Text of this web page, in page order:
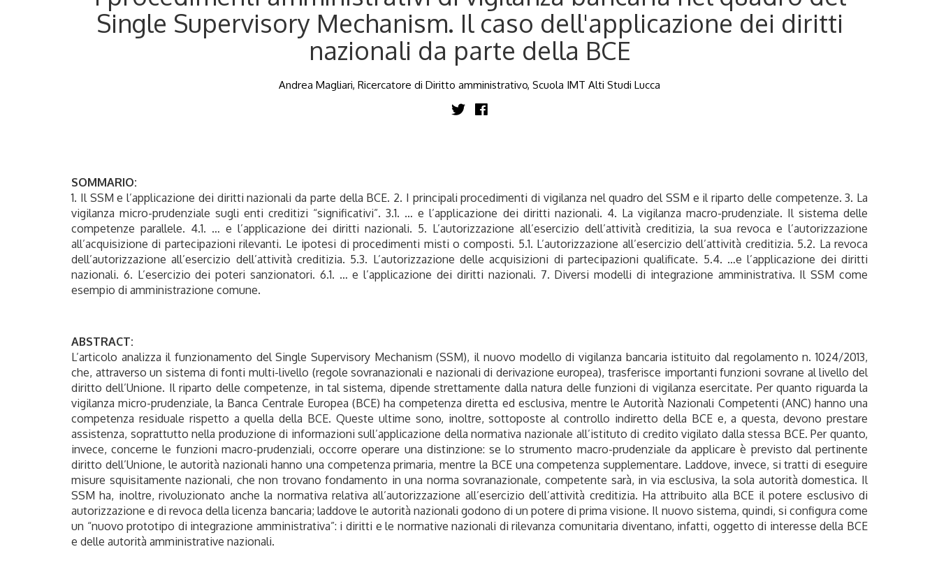
Single Supervisory Mechanism. Il caso dell'applicazione dei diritti
nazionali da parte della BCE
Andrea Magliari, Ricercatore di Diritto amministrativo, Scuola IMT Alti Studi Lucca
SOMMARIO:
1. Il SSM e l’applicazione dei diritti nazionali da parte della BCE. 2. I principali procedimenti di vigilanza nel quadro del SSM e il riparto delle competenze. 3. La
vigilanza micro-prudenziale sugli enti creditizi “significativi”. 3.1. … e l’applicazione dei diritti nazionali. 4. La vigilanza macro-prudenziale. Il sistema delle
competenze parallele. 4.1. … e l’applicazione dei diritti nazionali. 5. L’autorizzazione all’esercizio dell’attività creditizia, la sua revoca e l’autorizzazione
all’acquisizione di partecipazioni rilevanti. Le ipotesi di procedimenti misti o composti. 5.1. L’autorizzazione all’esercizio dell’attività creditizia. 5.2. La revoca
dell’autorizzazione all’esercizio dell’attività creditizia. 5.3. L’autorizzazione delle acquisizioni di partecipazioni qualificate. 5.4. …e l’applicazione dei diritti
nazionali. 6. L’esercizio dei poteri sanzionatori. 6.1. … e l’applicazione dei diritti nazionali. 7. Diversi modelli di integrazione amministrativa. Il SSM come
esempio di amministrazione comune.
ABSTRACT:
L’articolo analizza il funzionamento del Single Supervisory Mechanism (SSM), il nuovo modello di vigilanza bancaria istituito dal regolamento n. 1024/2013,
che, attraverso un sistema di fonti multi-livello (regole sovranazionali e nazionali di derivazione europea), trasferisce importanti funzioni sovrane al livello del
diritto dell’Unione. Il riparto delle competenze, in tal sistema, dipende strettamente dalla natura delle funzioni di vigilanza esercitate. Per quanto riguarda la
vigilanza micro-prudenziale, la Banca Centrale Europea (BCE) ha competenza diretta ed esclusiva, mentre le Autorità Nazionali Competenti (ANC) hanno una
competenza residuale rispetto a quella della BCE. Queste ultime sono, inoltre, sottoposte al controllo indiretto della BCE e, a questa, devono prestare
assistenza, soprattutto nella produzione di informazioni sull’applicazione della normativa nazionale all’istituto di credito vigilato dalla stessa BCE. Per quanto,
invece, concerne le funzioni macro-prudenziali, occorre operare una distinzione: se lo strumento macro-prudenziale da applicare è previsto dal pertinente
diritto dell’Unione, le autorità nazionali hanno una competenza primaria, mentre la BCE una competenza supplementare. Laddove, invece, si tratti di eseguire
misure squisitamente nazionali, che non trovano fondamento in una norma sovranazionale, competente sarà, in via esclusiva, la sola autorità domestica. Il
SSM ha, inoltre, rivoluzionato anche la normativa relativa all’autorizzazione all’esercizio dell’attività creditizia. Ha attribuito alla BCE il potere esclusivo di
autorizzazione e di revoca della licenza bancaria; laddove le autorità nazionali godono di un potere di prima visione. Il nuovo sistema, quindi, si configura come
un “nuovo prototipo di integrazione amministrativa”: i diritti e le normative nazionali di rilevanza comunitaria diventano, infatti, oggetto di interesse della BCE
e delle autorità amministrative nazionali.